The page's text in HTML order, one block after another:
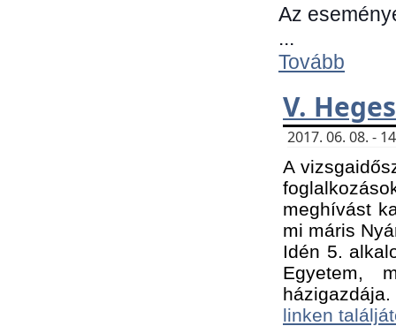
Az
...
Tovább
V.
2017. 06. 08. -
A
meghívást
mi máris
Idén 5.
Egyetem,
linken